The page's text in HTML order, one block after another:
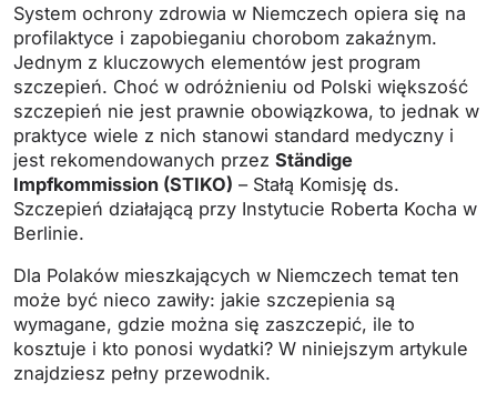
System ochrony zdrowia w Niemczech opiera się na
profilaktyce i zapobieganiu chorobom zakaźnym.
Jednym z kluczowych elementów jest program
szczepień. Choć w odróżnieniu od Polski większość
szczepień nie jest prawnie obowiązkowa, to jednak w
praktyce wiele z nich stanowi standard medyczny i
jest rekomendowanych przez Ständige
Impfkommission (STIKO) – Stałą Komisję ds.
Szczepień działającą przy Instytucie Roberta Kocha w
Berlinie.
Dla Polaków mieszkających w Niemczech temat ten
może być nieco zawiły: jakie szczepienia są
wymagane, gdzie można się zaszczepić, ile to
kosztuje i kto ponosi wydatki? W niniejszym artykule
znajdziesz pełny przewodnik.